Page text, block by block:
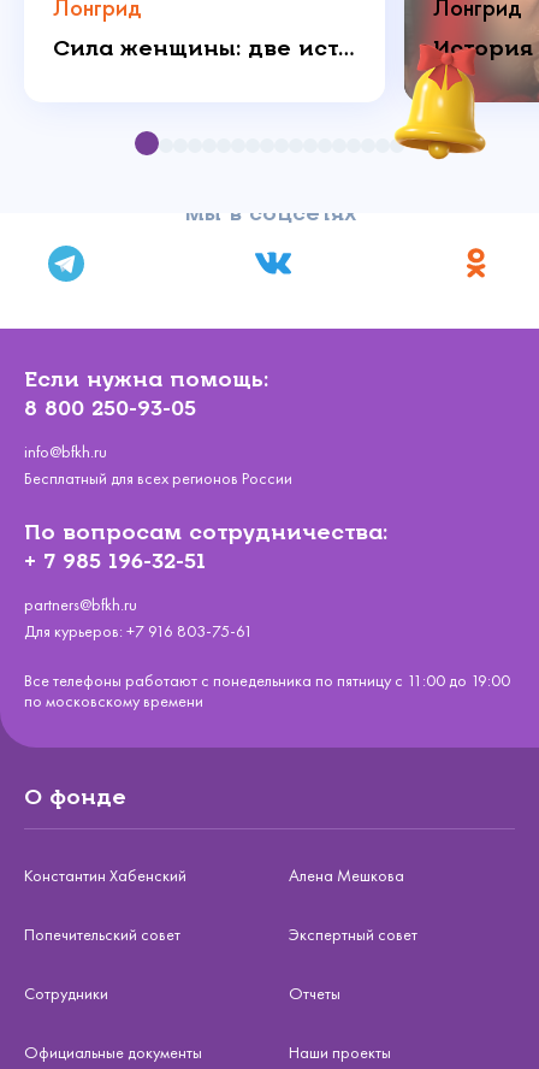
Лонгрид
Сила женщины: две истории о любви, которая побеждает
Лонгрид
Мы в соцсетях
Если нужна помощь:
8 800 250-93-05
info@bfkh.ru
Бесплатный для всех регионов России
По вопросам сотрудничества:
+ 7 985 196-32-51
partners@bfkh.ru
Для курьеров: +7 916 803-75-61
Все телефоны работают с понедельника по пятницу с 11:00 до 19:00
по московскому времени
О фонде
Константин Хабенский Алена Мешкова
Попечительский совет Экспертный совет
Сотрудники Отчеты
Официальные документы Наши проекты